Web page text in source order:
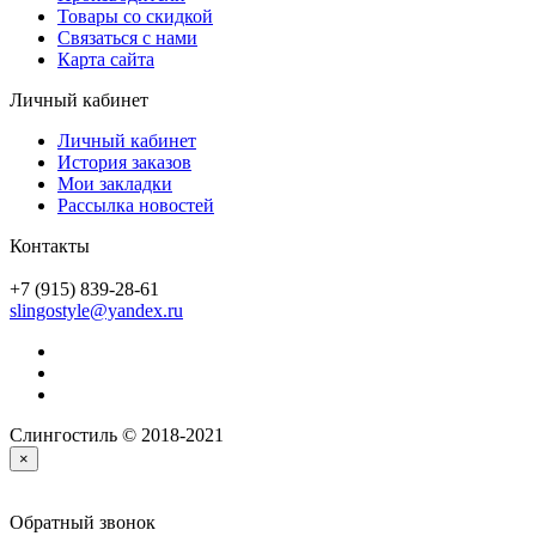
Товары со скидкой
Связаться с нами
Карта сайта
Личный кабинет
Личный кабинет
История заказов
Мои закладки
Рассылка новостей
Контакты
+7 (915) 839-28-61
slingostyle@yandex.ru
Слингостиль © 2018-2021
×
Обратный звонок